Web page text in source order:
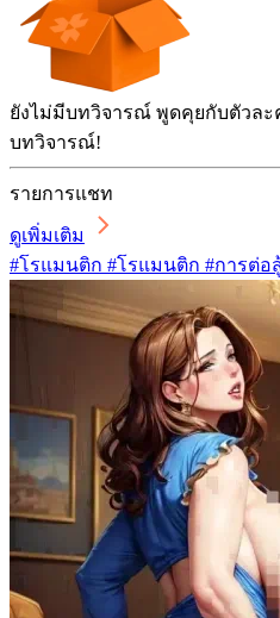
ยังไม่มีบทวิจารณ์ พูดคุยกับตัวละ
บทวิจารณ์!
รายการแชท
ดูเพิ่มเติม
#โรแมนติก #โรแมนติก #การต่อ